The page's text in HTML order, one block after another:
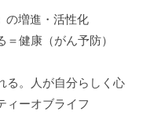
の増進・活性化
健康（がん予防）
る。人が自分らしく心
ィーオブライフ